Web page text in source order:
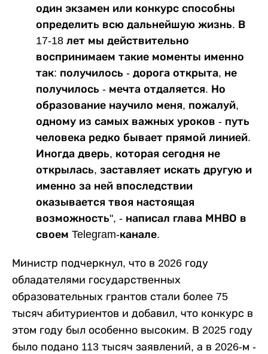
один экзамен или конкурс способны
определить всю дальнейшую жизнь. В
17-18 лет мы действительно
воспринимаем такие моменты именно
так: получилось - дорога открыта, не
получилось - мечта отдаляется. Но
образование научило меня, пожалуй,
одному из самых важных уроков - путь
человека редко бывает прямой линией.
Иногда дверь, которая сегодня не
открылась, заставляет искать другую и
именно за ней впоследствии
оказывается твоя настоящая
возможность", - написал глава МНВО в
своем Telegram-канале.
Министр подчеркнул, что в 2026 году
обладателями государственных
образовательных грантов стали более 75
тысяч абитуриентов и добавил, что конкурс в
этом году был особенно высоким. В 2025 году
было подано 113 тысяч заявлений, а в 2026-м -